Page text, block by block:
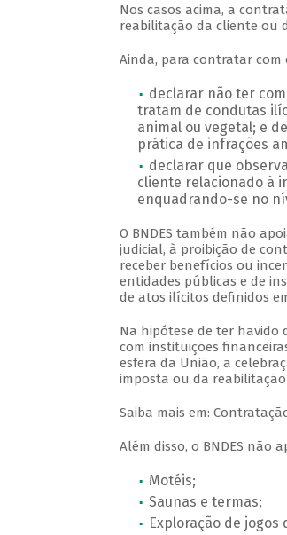
Nos casos acima, a
reabilitação da cliente ou
Ainda, para contratar com
declarar não ter
tratam de condutas
animal ou vegetal; e
prática de infrações
declarar que
cliente relacionado à
enquadrando-se no
O BNDES também não
judicial, à proibição de
receber benefícios ou
entidades públicas e de
de atos ilícitos definidos
Na hipótese de ter
com instituições
esfera da União, a
imposta ou da
Saiba mais em:
Além disso, o BNDES não
Motéis;
Saunas e termas;
Exploração de jogos